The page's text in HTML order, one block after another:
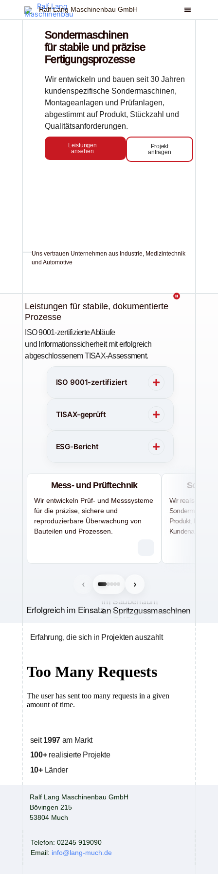
Inhalt
Ralf Lang Maschinenbau GmbH
Sondermaschinen
für stabile und präzise
Fertigungsprozesse
Wir entwickeln und bauen seit 30 Jahren
kundenspezifische Sondermaschinen,
Montageanlagen und Prüfanlagen,
abgestimmt auf Produkt, Stückzahl und
Qualitätsanforderungen.
Leistungen
ansehen
Projekt
anfragen
Uns vertrauen Unternehmen aus Industrie, Medizintechnik
und Automotive
Leistungen für stabile, dokumentierte
Prozesse
ISO 9001-zertifizierte Abläufe
und Informationssicherheit mit erfolgreich
abgeschlossenem TISAX-Assessment.
ISO 9001-zertifiziert
TISAX-geprüft
ESG-Bericht
Mess- und Prüftechnik
Wir entwickeln Prüf- und Messsysteme
für die präzise, sichere und
reproduzierbare Überwachung von
Bauteilen und Prozessen.
Wir realisieren
Produkt,
‹ ›
Erfolgreich im Einsatz
im Reinraum
im Sauberraum
an Spritzgussmaschinen
an CNC-Linien
an Beschichtungsanlagen
im Außenbereich
im Reinraum
im Sauberraum
an Spritzgussmaschinen
an CNC-Linien
im Fertigungsbereich
an Beschichtungsanlagen
im Außenbereich
Erfahrung, die sich in Projekten auszahlt
seit1997am Markt
100+realisierte Projekte
10+Länder
Ralf Lang Maschinenbau GmbH
Bövingen 215
53804 Much
Telefon: 02245 919090
Email: info@lang-much.de